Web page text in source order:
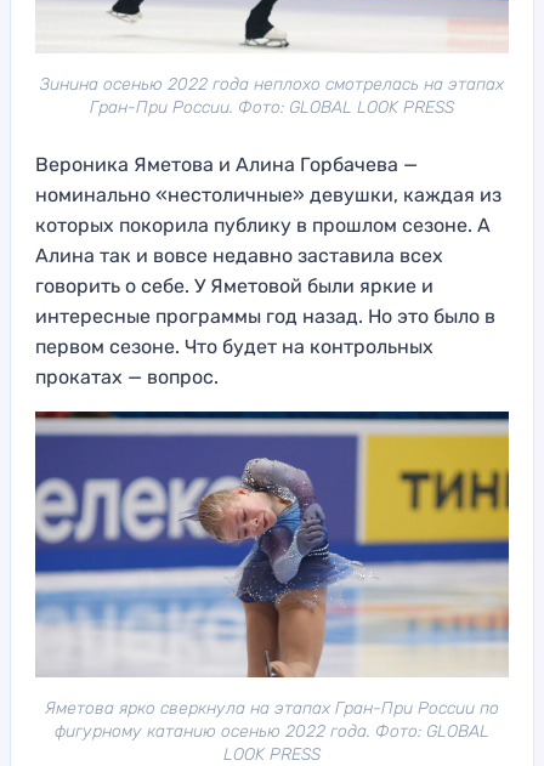
Зинина осенью 2022 года неплохо смотрелась на этапах
Гран-При России. Фото: GLOBAL LOOK PRESS
Вероника Яметова и Алина Горбачева —
номинально «нестоличные» девушки, каждая из
которых покорила публику в прошлом сезоне. А
Алина так и вовсе недавно заставила всех
говорить о себе. У Яметовой были яркие и
интересные программы год назад. Но это было в
первом сезоне. Что будет на контрольных
прокатах — вопрос.
Яметова ярко сверкнула на этапах Гран-При России по
фигурному катанию осенью 2022 года. Фото: GLOBAL
LOOK PRESS